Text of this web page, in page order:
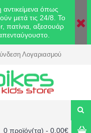
όπως
μετά τις 24/8. Το
πατίνια, αξεσουάρ
Λογαριασμού
0 προϊόν(τα) - 0,00€